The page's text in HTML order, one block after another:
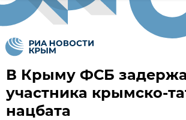
В Крыму ФСБ
участника крымско-
нацбата